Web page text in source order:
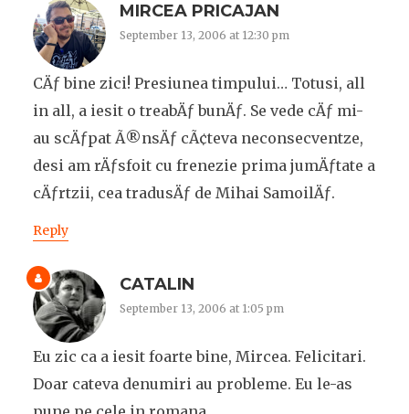
MIRCEA PRICAJAN
September 13, 2006 at 12:30 pm
CÄƒ bine zici! Presiunea timpului… Totusi, all
in all, a iesit o treabÄƒ bunÄƒ. Se vede cÄƒ mi-
au scÄƒpat Ã®nsÄƒ cÃ¢teva neconsecventze,
desi am rÄƒsfoit cu frenezie prima jumÄƒtate a
cÄƒrtzii, cea tradusÄƒ de Mihai SamoilÄƒ.
Reply
CATALIN
September 13, 2006 at 1:05 pm
Eu zic ca a iesit foarte bine, Mircea. Felicitari.
Doar cateva denumiri au probleme. Eu le-as